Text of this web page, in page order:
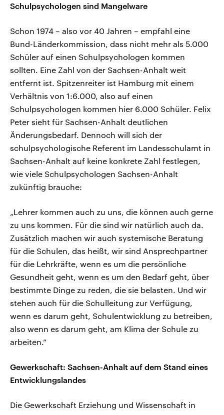
Schulpsychologen sind Mangelware
Schon 1974 – also vor 40 Jahren – empfahl eine
Bund-Länderkommission, dass nicht mehr als 5.000
Schüler auf einen Schulpsychologen kommen
sollten. Eine Zahl von der Sachsen-Anhalt weit
entfernt ist. Spitzenreiter ist Hamburg mit einem
Verhältnis von 1:6.000, also auf einen
Schulpsychologen kommen hier 6.000 Schüler. Felix
Peter sieht für Sachsen-Anhalt deutlichen
Änderungsbedarf. Dennoch will sich der
schulpsychologische Referent im Landesschulamt in
Sachsen-Anhalt auf keine konkrete Zahl festlegen,
wie viele Schulpsychologen Sachsen-Anhalt
zukünftig brauche:
„Lehrer kommen auch zu uns, die können auch gerne
zu uns kommen. Für die sind wir natürlich auch da.
Zusätzlich machen wir auch systemische Beratung
für die Schulen, das heißt, wir sind Ansprechpartner
für die Lehrkräfte, wenn es um die persönliche
Gesundheit geht, wenn es um den Bedarf geht, über
bestimmte Dinge zu reden, die sie belasten. Und wir
stehen auch für die Schulleitung zur Verfügung,
wenn es darum geht, Schulentwicklung zu betreiben,
also wenn es darum geht, am Klima der Schule zu
arbeiten.“
Gewerkschaft: Sachsen-Anhalt auf dem Stand eines
Entwicklungslandes
Die Gewerkschaft Erziehung und Wissenschaft in